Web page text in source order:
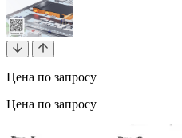
Цена по запросу
Цена по запросу